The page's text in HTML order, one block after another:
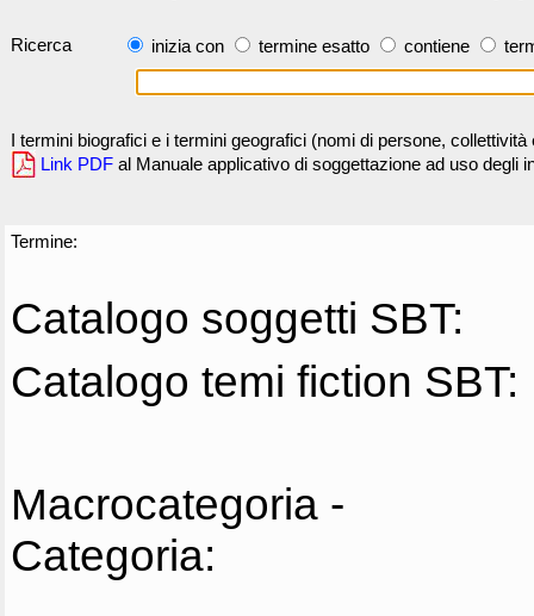
Ricerca inizia con termine esatto contiene
I termini biografici e i termini geografici (nomi di persone,
Link PDF al Manuale applicativo di soggettazione ad uso degli
Termine:
Catalogo soggetti SBT:
Catalogo temi fiction SBT:
Macrocategoria -
Categoria: